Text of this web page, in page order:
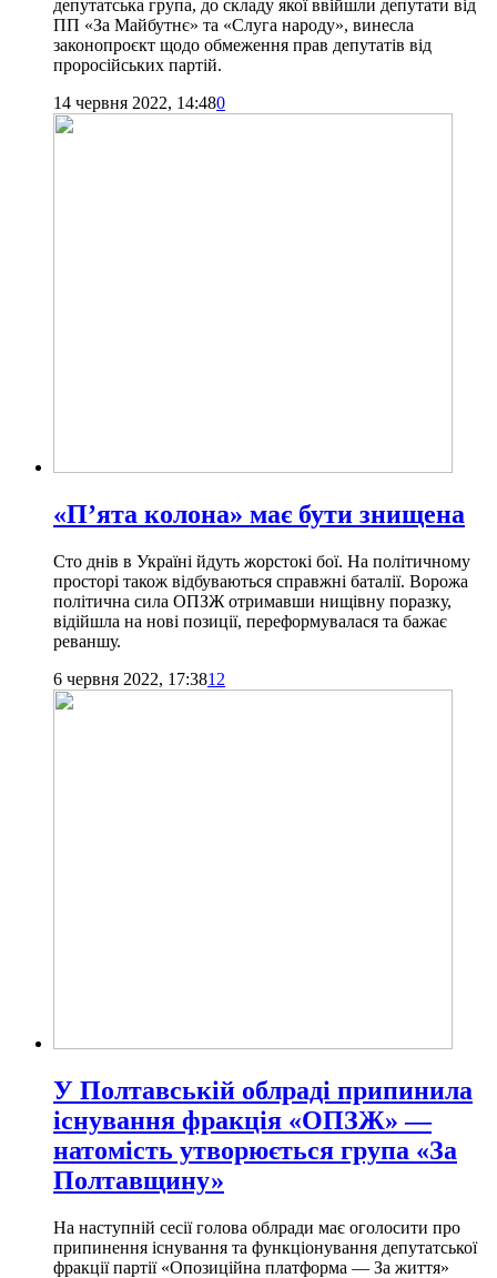
депутатська група, до складу якої ввійшли депутати від
ПП «За Майбутнє» та «Слуга народу», винесла
законопроєкт щодо обмеження прав депутатів від
проросійських партій.
14 червня 2022, 14:480
«П’ята колона» має бути знищена
Сто днів в Україні йдуть жорстокі бої. На політичному
просторі також відбуваються справжні баталії. Ворожа
політична сила ОПЗЖ отримавши нищівну поразку,
відійшла на нові позиції, переформувалася та бажає
реваншу.
6 червня 2022, 17:3812
У Полтавській облраді припинила
існування фракція «ОПЗЖ» —
натомість утворюється група «За
Полтавщину»
На наступній сесії голова облради має оголосити про
припинення існування та функціонування депутатської
фракції партії «Опозиційна платформа — За життя»